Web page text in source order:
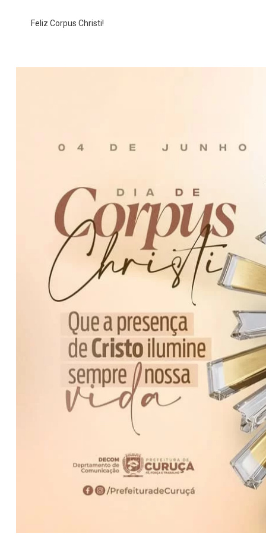
Feliz Corpus Christi!